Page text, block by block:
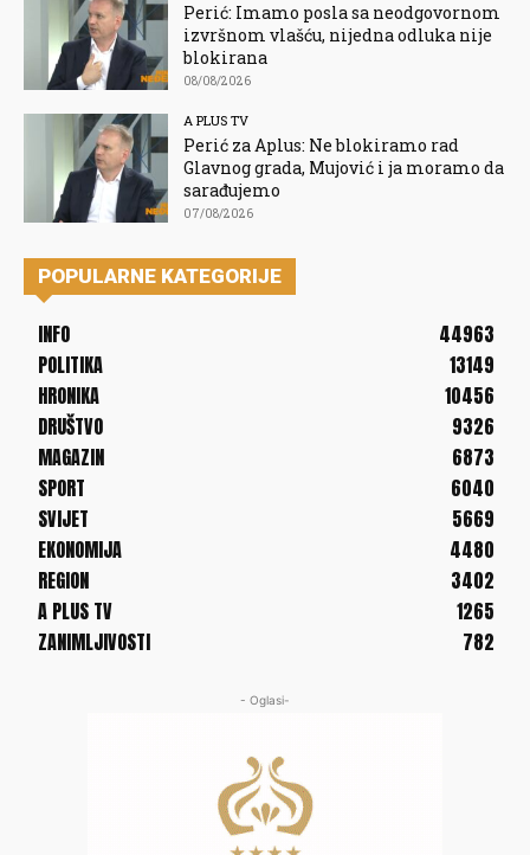
Perić: Imamo posla sa neodgovornom
izvršnom vlašću, nijedna odluka nije
blokirana
08/08/2026
A PLUS TV
Perić za Aplus: Ne blokiramo rad
Glavnog grada, Mujović i ja moramo da
sarađujemo
07/08/2026
POPULARNE KATEGORIJE
INFO
44963
POLITIKA
13149
HRONIKA
10456
DRUŠTVO
9326
MAGAZIN
6873
SPORT
6040
SVIJET
5669
EKONOMIJA
4480
REGION
3402
A PLUS TV
1265
ZANIMLJIVOSTI
782
- Oglasi-